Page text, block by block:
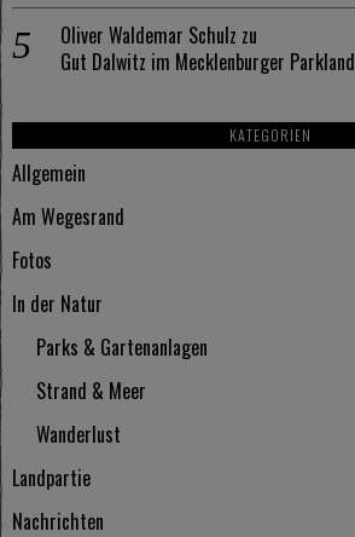
Oliver Waldemar Schulz zu
Gut Dalwitz im Mecklenburger Parkland
KATEGORIEN
Allgemein
Am Wegesrand
Fotos
In der Natur
Parks & Gartenanlagen
Strand & Meer
Wanderlust
Landpartie
Nachrichten